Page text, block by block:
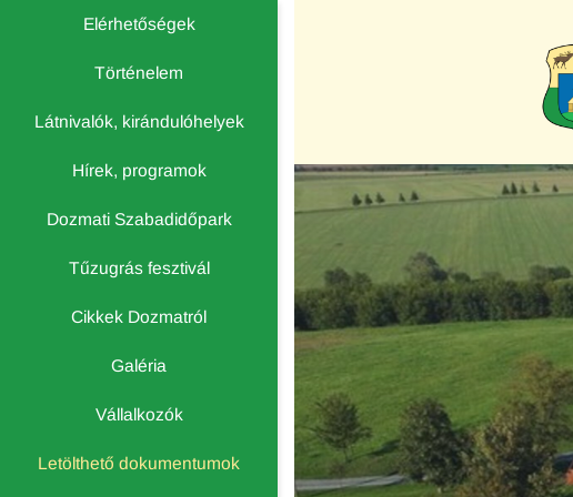
Elérhetőségek
Történelem
Látnivalók, kirándulóhelyek
Hírek, programok
Dozmati Szabadidőpark
Tűzugrás fesztivál
Cikkek Dozmatról
Galéria
Vállalkozók
Letölthető dokumentumok